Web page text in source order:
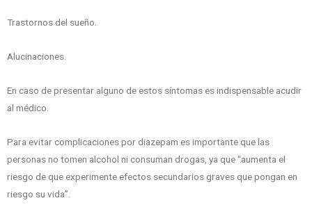
Trastornos del sueño.
Alucinaciones.
En caso de presentar alguno de estos síntomas es indispensable acudir
al médico.
Para evitar complicaciones por diazepam es importante que las
personas no tomen alcohol ni consuman drogas, ya que “aumenta el
riesgo de que experimente efectos secundarios graves que pongan en
riesgo su vida”.